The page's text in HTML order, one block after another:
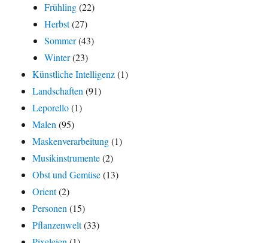
Frühling(22)
Herbst(27)
Sommer(43)
Winter(23)
Künstliche Intelligenz(1)
Landschaften(91)
Leporello(1)
Malen(95)
Maskenverarbeitung(1)
Musikinstrumente(2)
Obst und Gemüse(13)
Orient(2)
Personen(15)
Pflanzenwelt(33)